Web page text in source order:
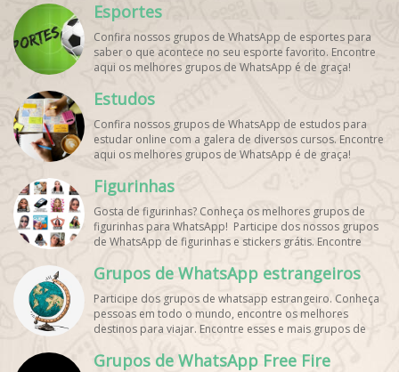
Esportes
Confira nossos grupos de WhatsApp de esportes para
saber o que acontece no seu esporte favorito. Encontre
aqui os melhores grupos de WhatsApp é de graça!
Estudos
Confira nossos grupos de WhatsApp de estudos para
estudar online com a galera de diversos cursos. Encontre
aqui os melhores grupos de WhatsApp é de graça!
Figurinhas
Gosta de figurinhas? Conheça os melhores grupos de
figurinhas para WhatsApp! Participe dos nossos grupos
de WhatsApp de figurinhas e stickers grátis. Encontre
perfil!
Grupos de WhatsApp estrangeiros
Participe dos grupos de whatsapp estrangeiro. Conheça
pessoas em todo o mundo, encontre os melhores
destinos para viajar. Encontre esses e mais grupos de
Grupos de WhatsApp Free Fire